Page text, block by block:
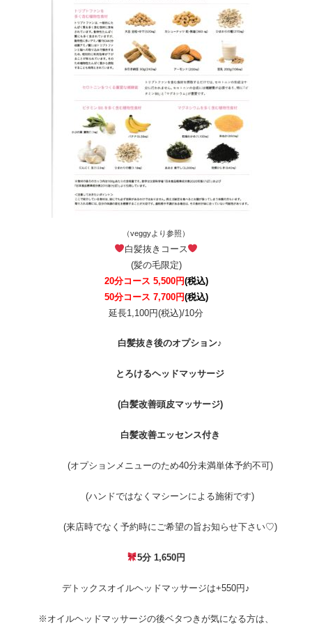
（veggyより参照）
白髪抜きコース
(髪の毛限定)
20分コース 5,500円(税込)
50分コース 7,700円(税込)
延長1,100円(税込)/10分
白髪抜き後のオプション♪
とろけるヘッドマッサージ
(白髪改善頭皮マッサージ)
白髪改善エッセンス付き
(オプションメニューのため40分未満単体予約不可)
(ハンドではなくマシーンによる施術です)
(来店時でなく予約時にご希望の旨お知らせ下さい♡)
5分 1,650円
デトックスオイルヘッドマッサージは+550円♪
※オイルヘッドマッサージの後ベタつきが気になる方は、